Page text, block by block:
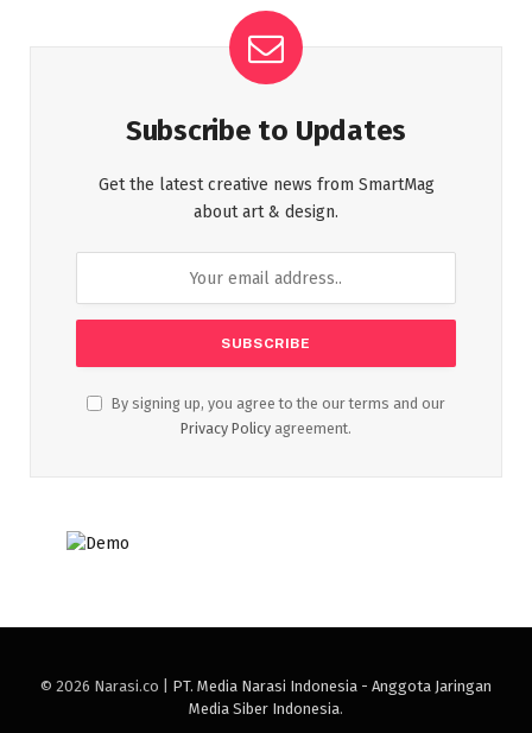
Subscribe to Updates
Get the latest creative news from SmartMag
about art & design.
By signing up, you agree to the our terms and our
Privacy Policy agreement.
© 2026 Narasi.co | PT. Media Narasi Indonesia - Anggota Jaringan
Media Siber Indonesia.